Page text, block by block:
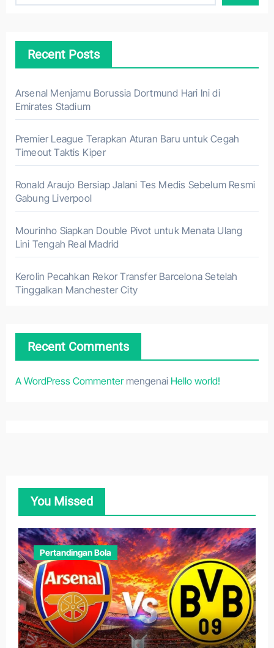
Recent Posts
Arsenal Menjamu Borussia Dortmund Hari Ini di
Emirates Stadium
Premier League Terapkan Aturan Baru untuk Cegah
Timeout Taktis Kiper
Ronald Araujo Bersiap Jalani Tes Medis Sebelum Resmi
Gabung Liverpool
Mourinho Siapkan Double Pivot untuk Menata Ulang
Lini Tengah Real Madrid
Kerolin Pecahkan Rekor Transfer Barcelona Setelah
Tinggalkan Manchester City
Recent Comments
A WordPress Commentermengenai Hello world!
You Missed
Pertandingan Bola